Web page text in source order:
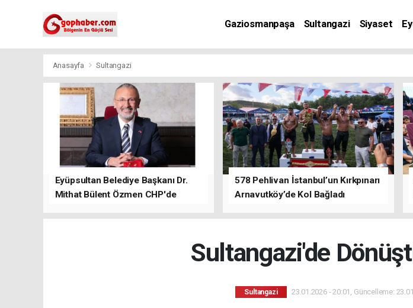
Gaziosmanpaşa Sultangazi Siyaset
Anasayfa Sultangazi
Eyüpsultan Belediye Başkanı Dr.
Mithat Bülent Özmen CHP'de
578 Pehlivan İstanbul’un Kırkpınarı
Arnavutköy’de Kol Bağladı
Sultangazi'de
Sultangazi 23.01.2026 - 20:01, Güncelleme: